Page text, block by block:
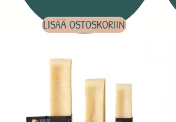
LISÄÄ OSTOSKORIIN